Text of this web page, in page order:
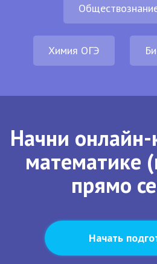
Химия ОГЭ
Начни онлайн-
математике
прямо
Начать